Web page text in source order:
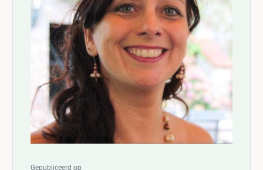
Gepubliceerd op